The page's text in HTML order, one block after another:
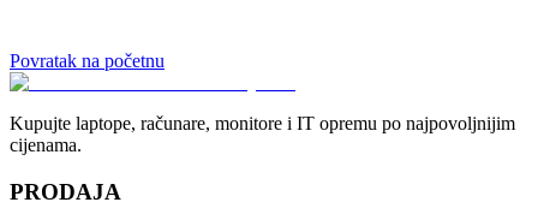
Povratak na početnu
Kupujte laptope, računare, monitore i IT opremu po najpovoljnijim
cijenama.
PRODAJA